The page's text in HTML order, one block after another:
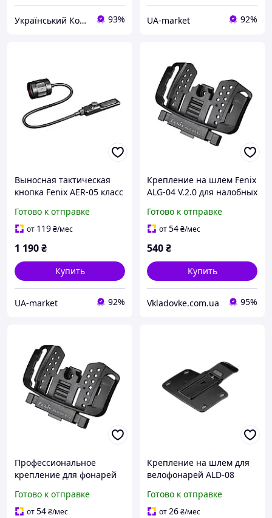
Український Кошик 93% UA-market 92%
Выносная тактическая
кнопка Fenix AER-05 класс
кабеля 23 см
Готово к отправке
от 119₴/мес
1 190₴
Купить
UA-market 92%
Крепление на шлем Fenix
ALG-04 V.2.0 для налобных
Готово к отправке
от54₴/мес
540₴
Купить
Vkladovke.com.ua 95%
Профессиональное
крепление для фонарей
нейлона 23.4 г
Готово к отправке
от54₴/мес
Крепление на шлем для
велофонарей ALD-08
Готово к отправке
от26₴/мес